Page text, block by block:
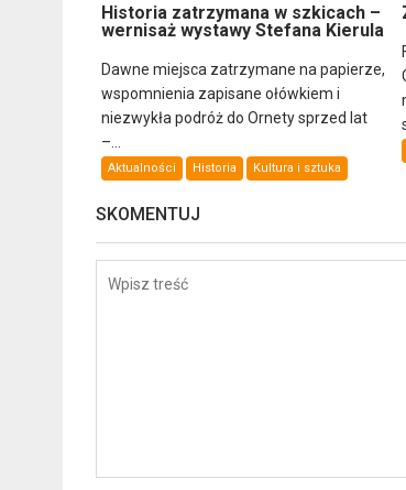
Historia zatrzymana w szkicach –
wernisaż wystawy Stefana Kierula
Dawne miejsca zatrzymane na papierze,
wspomnienia zapisane ołówkiem i
niezwykła podróż do Ornety sprzed lat
–...
Aktualności Historia Kultura i sztuka
SKOMENTUJ